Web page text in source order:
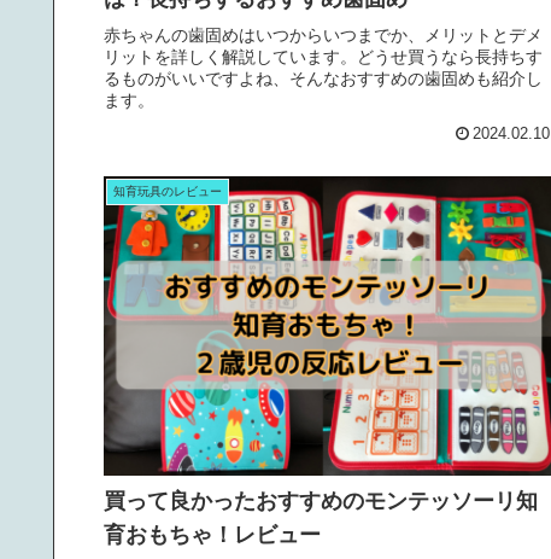
赤ちゃんの歯固めはいつからいつまでか、メリットとデメ
リットを詳しく解説しています。どうせ買うなら長持ちす
るものがいいですよね、そんなおすすめの歯固めも紹介し
ます。
2024.02.10
知育玩具のレビュー
買って良かったおすすめのモンテッソーリ知
育おもちゃ！レビュー